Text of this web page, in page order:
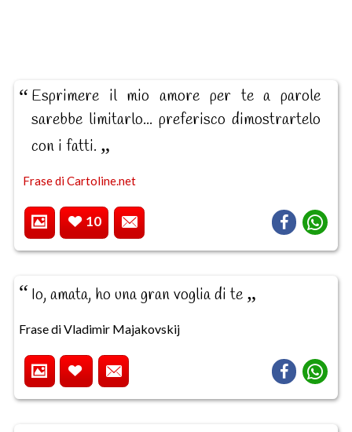
Esprimere il mio amore per te a parole
sarebbe limitarlo... preferisco dimostrartelo
con i fatti.
Frase di Cartoline.net
10
Io, amata, ho una gran voglia di te
Frase di Vladimir Majakovskij